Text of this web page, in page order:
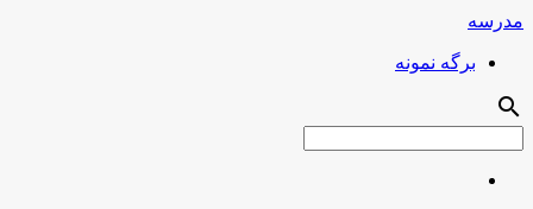
مدرسه
برگه نمونه
search